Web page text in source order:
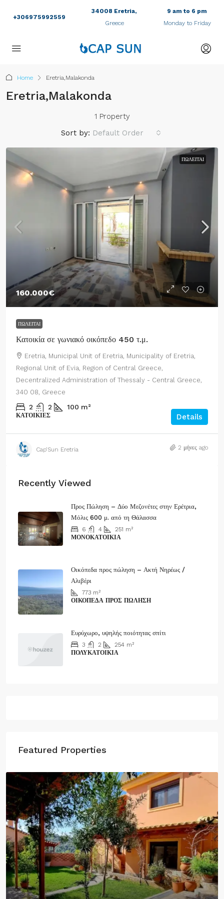
+306975992559
34008 Eretria,
Greece
9 am to 6 pm
Monday to Friday
Home Eretria,Malakonda
Eretria,Malakonda
1 Property
Sort by: Default Order
ΠΩΛΕΊΤΑΙ
160.000€
ΠΩΛΕΊΤΑΙ
Κατοικία σε γωνιακό οικόπεδο 450 τ.μ.
Eretria, Municipal Unit of Eretria, Municipality of Eretria,
Regional Unit of Evia, Region of Central Greece,
Decentralized Administration of Thessaly - Central Greece,
340 08, Greece
2 2 100 m²
ΚΑΤΟΙΚΊΕΣ Details
Cap’Sun Eretria 2 μήνες ago
Recently Viewed
Προς Πώληση – Δύο Μεζονέτες στην Ερέτρια,
Μόλις 600 μ. από τη Θάλασσα
6 4 251 m²
ΜΟΝΟΚΑΤΟΙΚΊΑ
Οικόπεδα προς πώληση – Ακτή Νηρέως /
Αλιβέρι
773 m²
ΟΙΚΌΠΕΔΑ ΠΡΟΣ ΠΏΛΗΣΗ
Ευρύχωρο, υψηλής ποιότητας σπίτι
3 2 254 m²
ΠΟΛΥΚΑΤΟΙΚΊΑ
Featured Properties